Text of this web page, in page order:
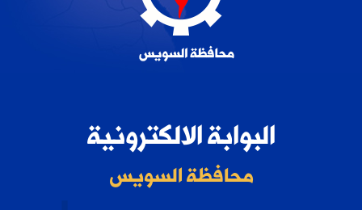
البوابة الالكترونية
محافظة السويس